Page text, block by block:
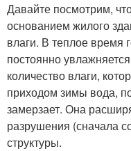
Давайте посмотрим,
основанием жилого
влаги. В теплое время
постоянно
количество влаги,
приходом зимы вода,
замерзает. Она
разрушения (сначала
структуры.